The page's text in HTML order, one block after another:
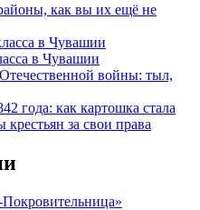
как вы их ещё не
в Чувашии
в Чувашии
войны: тыл,
года: как картошка стала
за свои права